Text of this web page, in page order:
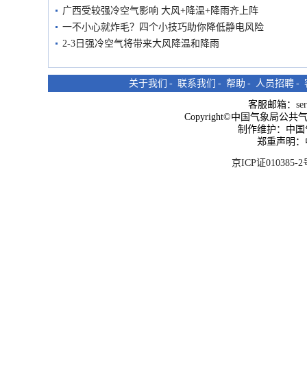
广西受较强冷空气影响 大风+降温+降雨齐上阵
一不小心就炸毛？四个小技巧助你降低静电风险
2-3日强冷空气将带来大风降温和降雨
关于我们 - 联系我们 - 帮助 - 人员招聘 -
客服邮箱：
Copyright©中国气象局公共
制作维护：中
郑重声明
京ICP证010385-2